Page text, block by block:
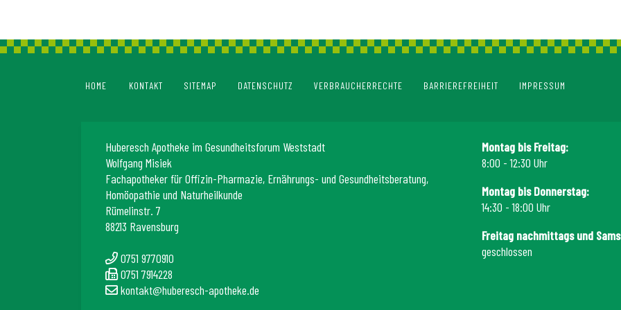
HOME KONTAKT SITEMAP DATENSCHUTZ VERBRAUCHERRECHTE BARRIEREFREIHEIT IMPRESSUM
Huberesch Apotheke im Gesundheitsforum Weststadt
Wolfgang Misiek
Fachapotheker für Offizin-Pharmazie, Ernährungs- und Gesundheitsberatung,
Homöopathie und Naturheilkunde
Rümelinstr. 7
88213 Ravensburg
0751 9770910
0751 7914228
kontakt@huberesch-apotheke.de
Montag bis Freitag:
8:00 - 12:30 Uhr
Montag bis Donnerstag:
14:30 - 18:00 Uhr
Freitag nachmittags und
geschlossen